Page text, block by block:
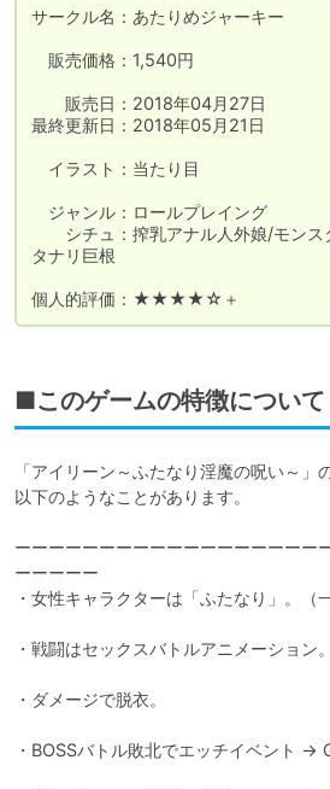
サークル名：あたりめジャーキー
販売価格：1,540円
販売日：2018年04月27日
最終更新日：2018年05月21日
イラスト：当たり目
ジャンル：ロールプレイング
シチュ：搾乳アナル人外娘/モンス
タナリ巨根
個人的評価：★★★★☆＋
■このゲームの特徴について
「アイリーン～ふたなり淫魔の呪い～」
以下のようなことがあります。
ーーーーーーーーーーーーーーーーーー
ーーーーー
・女性キャラクターは「ふたなり」。（
・戦闘はセックスバトルアニメーション。
・ダメージで脱衣。
・BOSSバトル敗北でエッチイベント →